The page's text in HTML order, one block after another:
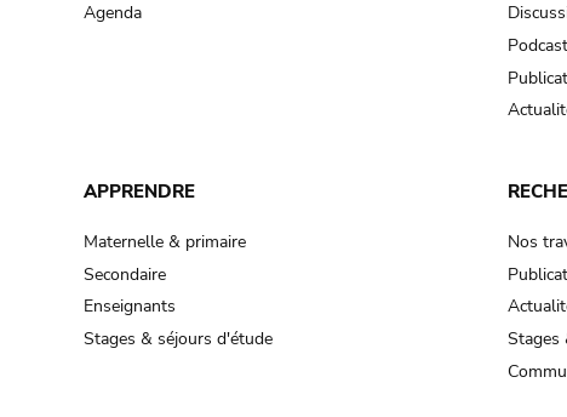
Agenda
APPRENDRE
Maternelle & primaire
Secondaire
Enseignants
Stages & séjours d'étude
Nos
Stages